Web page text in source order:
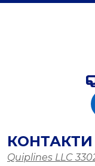
КОНТАКТИ
Quiplines LLC